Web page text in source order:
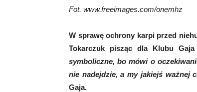
Fot. www.freeimages.com/onemhz
W sprawę ochrony karpi przed
Tokarczuk pisząc dla Klubu
symboliczne, bo mówi o
nie nadejdzie, a my jakiejś ważnej
Gaja.